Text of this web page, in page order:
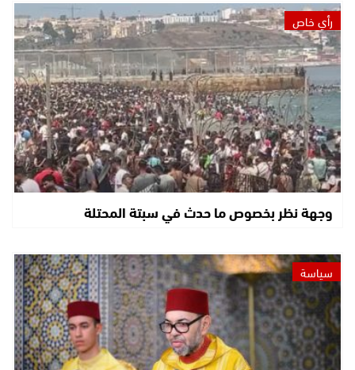
رأي خاص
وجهة نظر بخصوص ما حدث في سبتة المحتلة
سياسة